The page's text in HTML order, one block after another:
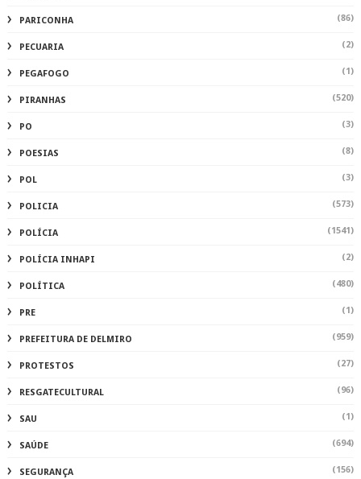
PARICONHA (86)
PECUARIA (2)
PEGAFOGO (1)
PIRANHAS (520)
PO (3)
POESIAS (8)
POL (3)
POLICIA (573)
POLÍCIA (1541)
POLÍCIA INHAPI (2)
POLÍTICA (480)
PRE (1)
PREFEITURA DE DELMIRO (959)
PROTESTOS (27)
RESGATECULTURAL (96)
SAU (1)
SAÚDE (694)
SEGURANÇA (156)